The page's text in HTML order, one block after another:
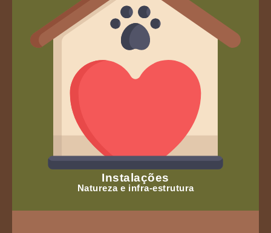
Instalações
Natureza e infra-estrutura